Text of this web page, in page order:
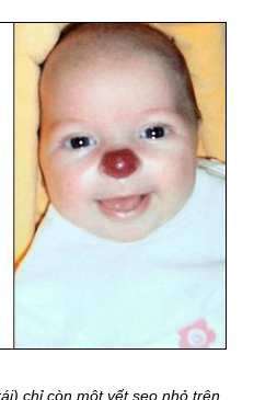
chỉ còn một vết sẹo nhỏ trên